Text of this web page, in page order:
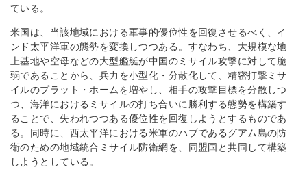
ている。
米国は、当該地域における軍事的優位性を回復させるべく、イ
ンド太平洋軍の態勢を変換しつつある。すなわち、大規模な地
上基地や空母などの大型艦艇が中国のミサイル攻撃に対して脆
弱であることから、兵力を小型化・分散化して、精密打撃ミサ
イルのプラット・ホームを増やし、相手の攻撃目標を分散しつ
つ、海洋におけるミサイルの打ち合いに勝利する態勢を構築す
ることで、失われつつある優位性を回復しようとするものであ
る。同時に、西太平洋における米軍のハブであるグアム島の防
衛のための地域統合ミサイル防衛網を、同盟国と共同して構築
しようとしている。